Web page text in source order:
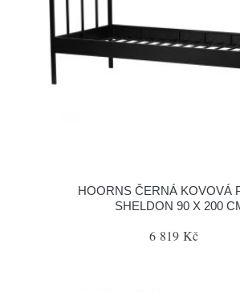
HOORNS ČERNÁ KOVOVÁ
SHELDON 90 X 200
6 819 Kč